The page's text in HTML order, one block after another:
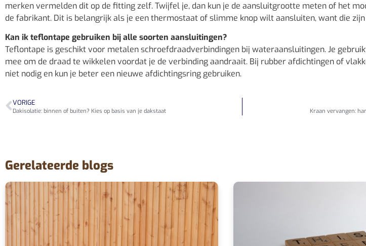
merken vermelden dit op de fitting zelf. Twijfel je, dan kun je de aansluitgrootte meten of het
de fabrikant. Dit is belangrijk als je een thermostaat of slimme knop wilt aansluiten, want die
Kan ik teflontape gebruiken bij alle soorten aansluitingen?
Teflontape is geschikt voor metalen schroefdraadverbindingen bij wateraansluitingen. Je
mee om de draad te wikkelen voordat je de verbinding aandraait. Bij rubber afdichtingen of
niet nodig en kun je beter een nieuwe afdichtingsring gebruiken.
VORIGE
Dakisolatie: binnen of buiten? Kies op basis van je dakstaat Kraan vervangen:
Gerelateerde blogs